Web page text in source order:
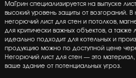
МаГрин специализируется на выпуске
высокий уровень защиты от возгораний.
негорючий лист для стен и потолков,
для критически важных объектов, а
идеально подходит для котельных и
продукцию можно по доступной цене
Негорючий лист для стен — это
ваше здание от потенциальных угроз.